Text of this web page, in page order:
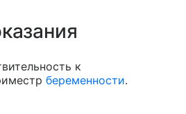
к
беременности.